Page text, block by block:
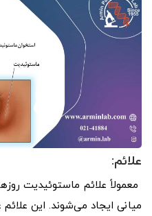
علائم:
معمولاً علائم ماستوئیدیت
میانی ایجاد می‌شوند. این علائم